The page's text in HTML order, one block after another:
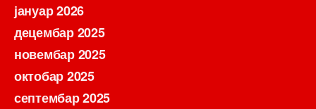
јануар 2026
децембар 2025
новембар 2025
октобар 2025
септембар 2025